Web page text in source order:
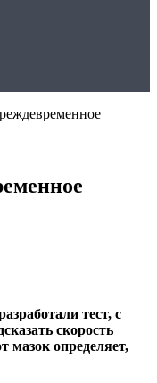
тест, с
скорость
мазок определяет,